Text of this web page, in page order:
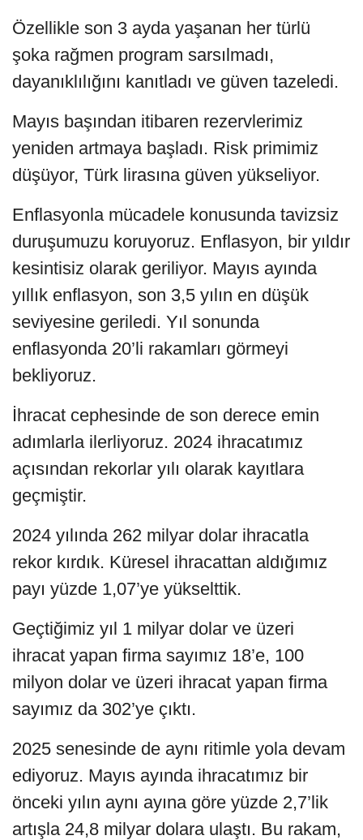
Özellikle son 3 ayda yaşanan her türlü
şoka rağmen program sarsılmadı,
dayanıklılığını kanıtladı ve güven tazeledi.
Mayıs başından itibaren rezervlerimiz
yeniden artmaya başladı. Risk primimiz
düşüyor, Türk lirasına güven yükseliyor.
Enflasyonla mücadele konusunda tavizsiz
duruşumuzu koruyoruz. Enflasyon, bir yıldır
kesintisiz olarak geriliyor. Mayıs ayında
yıllık enflasyon, son 3,5 yılın en düşük
seviyesine geriledi. Yıl sonunda
enflasyonda 20’li rakamları görmeyi
bekliyoruz.
İhracat cephesinde de son derece emin
adımlarla ilerliyoruz. 2024 ihracatımız
açısından rekorlar yılı olarak kayıtlara
geçmiştir.
2024 yılında 262 milyar dolar ihracatla
rekor kırdık. Küresel ihracattan aldığımız
payı yüzde 1,07’ye yükselttik.
Geçtiğimiz yıl 1 milyar dolar ve üzeri
ihracat yapan firma sayımız 18’e, 100
milyon dolar ve üzeri ihracat yapan firma
sayımız da 302’ye çıktı.
2025 senesinde de aynı ritimle yola devam
ediyoruz. Mayıs ayında ihracatımız bir
önceki yılın aynı ayına göre yüzde 2,7’lik
artışla 24,8 milyar dolara ulaştı. Bu rakam,